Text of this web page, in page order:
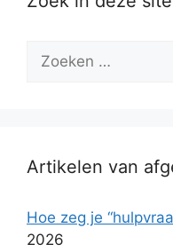
naar:
Artikelen van
Hoe zeg je
2026